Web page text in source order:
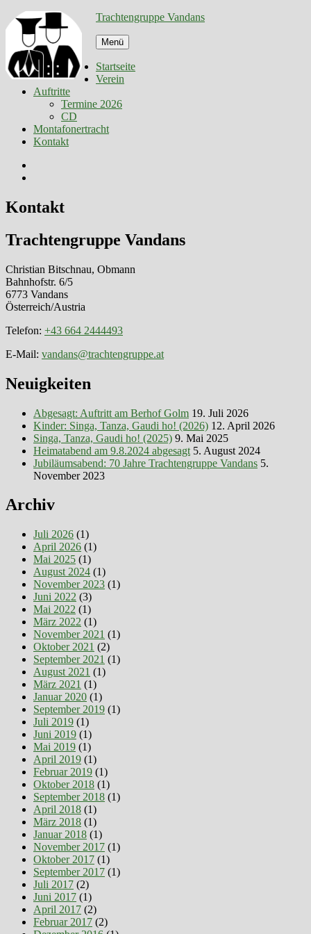
Zum
Inhalt
springen
Trachtengruppe Vandans
Menü
Startseite
Verein
Auftritte
Termine 2026
CD
Montafonertracht
Kontakt
Kontakt
Trachtengruppe Vandans
Christian Bitschnau, Obmann
Bahnhofstr. 6/5
6773 Vandans
Österreich/Austria
Telefon: +43 664 2444493
E-Mail: vandans@trachtengruppe.at
Neuigkeiten
Abgesagt: Auftritt am Berhof Golm 19. Juli 2026
Kinder: Singa, Tanza, Gaudi ho! (2026) 12. April 2026
Singa, Tanza, Gaudi ho! (2025) 9. Mai 2025
Heimatabend am 9.8.2024 abgesagt 5. August 2024
Jubiläumsabend: 70 Jahre Trachtengruppe Vandans 5.
November 2023
Archiv
Juli 2026 (1)
April 2026 (1)
Mai 2025 (1)
August 2024 (1)
November 2023 (1)
Juni 2022 (3)
Mai 2022 (1)
März 2022 (1)
November 2021 (1)
Oktober 2021 (2)
September 2021 (1)
August 2021 (1)
März 2021 (1)
Januar 2020 (1)
September 2019 (1)
Juli 2019 (1)
Juni 2019 (1)
Mai 2019 (1)
April 2019 (1)
Februar 2019 (1)
Oktober 2018 (1)
September 2018 (1)
April 2018 (1)
März 2018 (1)
Januar 2018 (1)
November 2017 (1)
Oktober 2017 (1)
September 2017 (1)
Juli 2017 (2)
Juni 2017 (1)
April 2017 (2)
Februar 2017 (2)